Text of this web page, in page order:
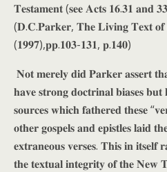
𝐓𝐞𝐬𝐭𝐚𝐦𝐞𝐧𝐭 (𝐬𝐞𝐞 𝐀𝐜𝐭𝐬 𝟏𝟔.𝟑𝟏 𝐚𝐧𝐝
(𝐃.𝐂.𝐏𝐚𝐫𝐤𝐞𝐫, 𝐓𝐡𝐞 𝐋𝐢𝐯𝐢𝐧𝐠 𝐓𝐞𝐱𝐭 𝐨𝐟
(𝟏𝟗𝟗𝟕),𝐩𝐩.𝟏𝟎𝟑-𝟏𝟑𝟏, 𝐩.𝟏𝟒𝟎)
𝐍𝐨𝐭 𝐦𝐞𝐫𝐞𝐥𝐲 𝐝𝐢𝐝 𝐏𝐚𝐫𝐤𝐞𝐫 𝐚𝐬𝐬𝐞𝐫𝐭
𝐡𝐚𝐯𝐞 𝐬𝐭𝐫𝐨𝐧𝐠 𝐝𝐨𝐜𝐭𝐫𝐢𝐧𝐚𝐥 𝐛𝐢𝐚𝐬𝐞𝐬
𝐬𝐨𝐮𝐫𝐜𝐞𝐬 𝐰𝐡𝐢𝐜𝐡 𝐟𝐚𝐭𝐡𝐞𝐫𝐞𝐝 𝐭𝐡𝐞𝐬𝐞
𝐨𝐭𝐡𝐞𝐫 𝐠𝐨𝐬𝐩𝐞𝐥𝐬 𝐚𝐧𝐝 𝐞𝐩𝐢𝐬𝐭𝐥𝐞𝐬 𝐥𝐚𝐢𝐝
𝐞𝐱𝐭𝐫𝐚𝐧𝐞𝐨𝐮𝐬 𝐯𝐞𝐫𝐬𝐞𝐬. 𝐓𝐡𝐢𝐬 𝐢𝐧 𝐢𝐭𝐬𝐞𝐥𝐟
𝐭𝐡𝐞 𝐭𝐞𝐱𝐭𝐮𝐚𝐥 𝐢𝐧𝐭𝐞𝐠𝐫𝐢𝐭𝐲 𝐨𝐟 𝐭𝐡𝐞 𝐍𝐞𝐰